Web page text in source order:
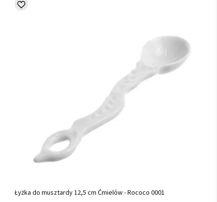
Łyżka do musztardy 12,5 cm Ćmielów - Rococo 0001